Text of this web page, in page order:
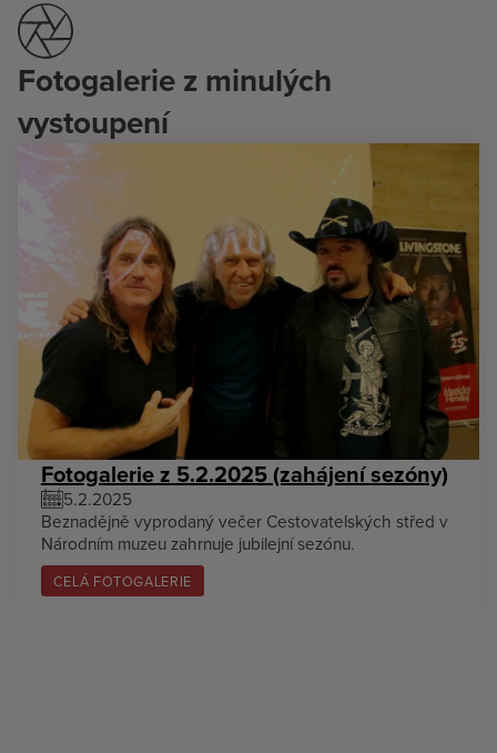
Fotogalerie z minulých
vystoupení
Fotogalerie z 5.2.2025 (zahájení sezóny)
5.2.2025
Beznadějně vyprodaný večer Cestovatelských střed v
Národním muzeu zahrnuje jubilejní sezónu.
CELÁ FOTOGALERIE